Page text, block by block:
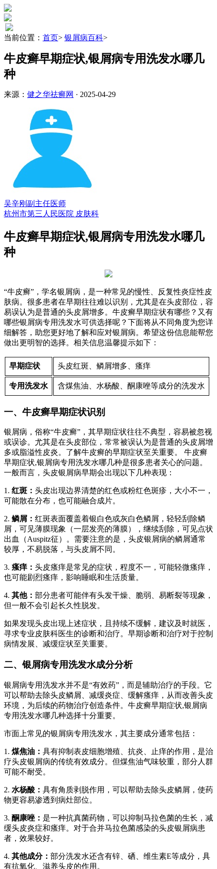
当前位置： 首页> 银屑病百科>
牛皮癣早期症状,银屑病专用洗发水哪几
种
来源： 健之华祛癣网 · 2025-04-29
吴辛刚 副主任医师
杭州市第三人民医院 皮肤科
牛皮癣早期症状,银屑病专用洗发水哪几
种
“牛皮癣”，学名银屑病，是一种常见的慢性、反复性炎症性皮
肤病。很多患者在早期往往难以识别，尤其是在头皮部位，容
易误认为是普通的头皮屑增多。牛皮癣早期症状有哪些？又有
哪些银屑病专用洗发水可供选择呢？下面将从不同角度为您详
细解答，助您更好地了解和应对银屑病。希望这份信息能帮您
做出更明智的选择。相关信息温馨提示如下：
早期症状 头皮红斑、鳞屑增多、瘙痒
专用洗发水 含煤焦油、水杨酸、酮康唑等成分的洗发水
一、牛皮癣早期症状识别
银屑病，俗称“牛皮癣”，其早期症状往往不典型，容易被忽视
或误诊。尤其是在头皮部位，常常被误认为是普通的头皮屑增
多或脂溢性皮炎。了解牛皮癣的早期症状至关重要。 牛皮癣
早期症状,银屑病专用洗发水哪几种是很多患者关心的问题。
一般而言，头皮银屑病早期会出现以下几种表现：
1. 红斑： 头皮出现边界清楚的红色或粉红色斑疹，大小不一，
可能散在分布，也可能融合成片。
2. 鳞屑： 红斑表面覆盖着银白色或灰白色鳞屑，轻轻刮除鳞
屑，可见薄膜现象（一层发亮的薄膜），继续刮除，可见点状
出血（Auspitz征）。需要注意的是，头皮银屑病的鳞屑通常
较厚，不易脱落，与头皮屑不同。
3. 瘙痒： 头皮瘙痒是常见的症状，程度不一，可能轻微瘙痒，
也可能剧烈瘙痒，影响睡眠和生活质量。
4. 其他： 部分患者可能伴有头发干燥、脆弱、易断裂等现象，
但一般不会引起长久性脱发。
如果发现头皮出现上述症状，且持续不缓解，建议及时就医，
寻求专业皮肤科医生的诊断和治疗。早期诊断和治疗对于控制
病情发展、减缓症状至关重要。
二、银屑病专用洗发水成分分析
银屑病专用洗发水并不是“有效药”，而是辅助治疗的手段。它
可以帮助去除头皮鳞屑、减缓炎症、缓解瘙痒，从而改善头皮
环境，为后续的药物治疗创造条件。牛皮癣早期症状,银屑病
专用洗发水哪几种选择十分重要。
市面上常见的银屑病专用洗发水，其主要成分通常包括：
1. 煤焦油： 具有抑制表皮细胞增殖、抗炎、止痒的作用，是治
疗头皮银屑病的传统有效成分。但煤焦油气味较重，部分人群
可能不耐受。
2. 水杨酸： 具有角质剥脱作用，可以帮助去除头皮鳞屑，使药
物更容易渗透到病灶部位。
3. 酮康唑： 是一种抗真菌药物，可以抑制马拉色菌的生长，减
缓头皮炎症和瘙痒。对于合并马拉色菌感染的头皮银屑病患
者，效果较好。
4. 其他成分： 部分洗发水还含有锌、硒、维生素E等成分，具
有抗氧化、滋养头皮的作用。